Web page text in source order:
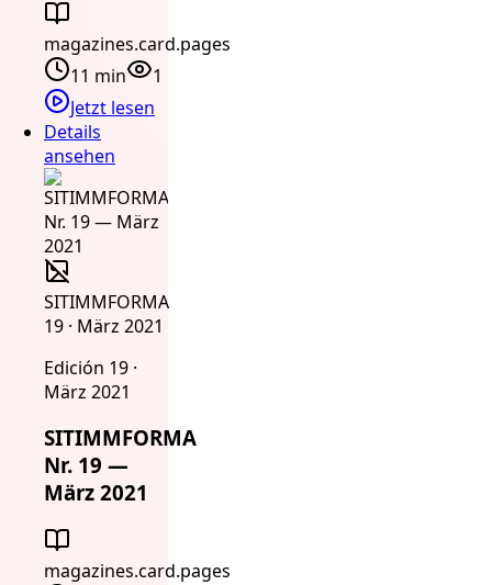
magazines.card.pages
11 min
1
Jetzt lesen
Details
ansehen
SITIMMFORMA
19 · März 2021
Edición 19 ·
März 2021
SITIMMFORMA
Nr. 19 —
März 2021
magazines.card.pages